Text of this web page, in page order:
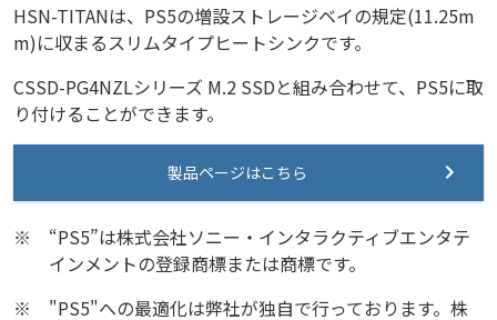
HSN-TITANは、PS5の増設ストレージベイの規定(11.25m
m)に収まるスリムタイプヒートシンクです。
CSSD-PG4NZLシリーズ M.2 SSDと組み合わせて、PS5に取
り付けることができます。
製品ページはこちら
※
“PS5”は株式会社ソニー・インタラクティブエンタテ
インメントの登録商標または商標です。
※
"PS5"への最適化は弊社が独自で行っております。株